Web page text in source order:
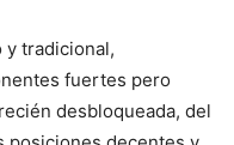
y tradicional,
fuertes pero
desbloqueada, del